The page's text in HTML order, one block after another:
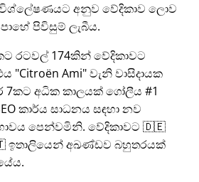
අනුව වේදිකාව ලොව
පිවිසුම් ලැබීය.
රටවල් 174කින් වේදිකාවට
Citroën Ami වැනි වාසිදායක
7කට අධික කාලයක් ගෝලීය #1
කාර්ය සාධනය සඳහා නව
පෙන්වමිනි. වේදිකාවට 🇩🇪
අඛණ්ඩව බහුතරයක්